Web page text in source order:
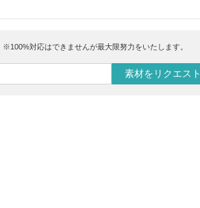
※100%対応はできませんが最大限努力をいたします。
素材をリクエスト